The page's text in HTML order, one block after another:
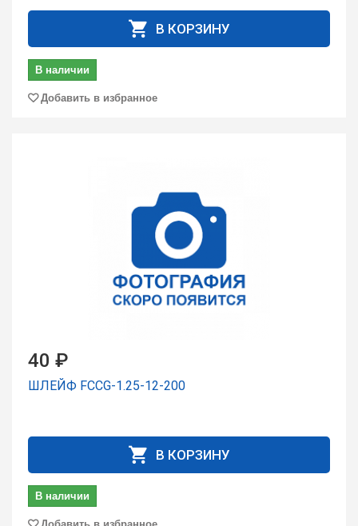
В КОРЗИНУ
В наличии
Добавить в избранное
40 ₽
ШЛЕЙФ FCCG-1.25-12-200
В КОРЗИНУ
В наличии